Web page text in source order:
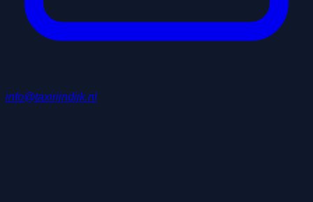
info@taxirijndijk.nl